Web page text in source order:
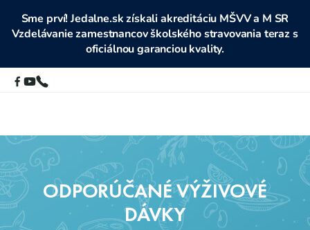
Sme prví! Jedalne.sk získali akreditáciu MŠVV a M SR
Vzdelávanie zamestnancov školského stravovania teraz s
oficiálnou garanciou kvality.
ODPORÚČANÉ VÝŽIVOVÉ
DÁVKY